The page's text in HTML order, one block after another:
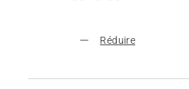
Réduire